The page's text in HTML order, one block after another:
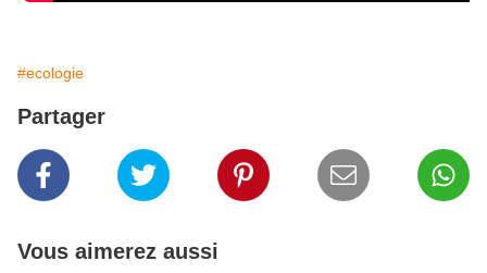
#ecologie
Partager
Vous aimerez aussi